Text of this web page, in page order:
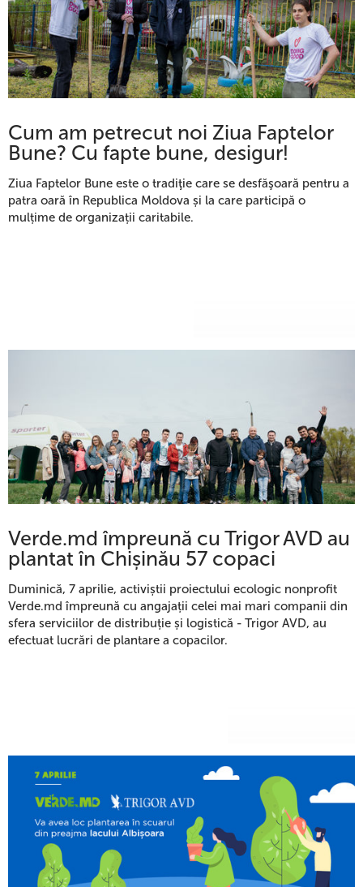
Cum am petrecut noi Ziua Faptelor
Bune? Cu fapte bune, desigur!
Ziua Faptelor Bune este o tradiţie care se desfăşoară pentru a
patra oară în Republica Moldova și la care participă o
mulțime de organizații caritabile.
Verde.md împreună cu Trigor AVD au
plantat în Chișinău 57 copaci
Duminică, 7 aprilie, activiștii proiectului ecologic nonprofit
Verde.md împreună cu angajații celei mai mari companii din
sfera serviciilor de distribuție și logistică - Trigor AVD, au
efectuat lucrări de plantare a copacilor.